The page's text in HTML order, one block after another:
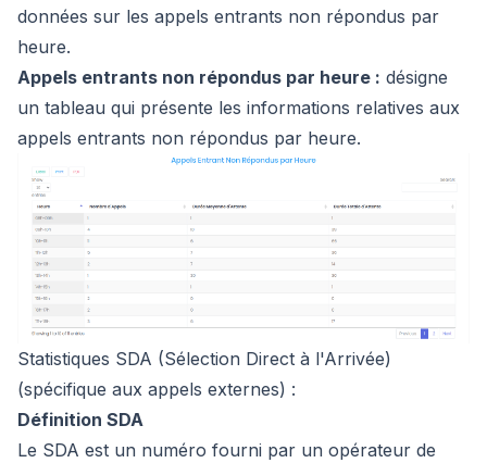
données sur les appels entrants non répondus par
heure.
Appels entrants non répondus par heure : désigne
un tableau qui présente les informations relatives aux
appels entrants non répondus par heure.
Statistiques SDA (Sélection Direct à l'Arrivée)
(spécifique aux appels externes) :
Définition SDA
Le SDA est un numéro fourni par un opérateur de